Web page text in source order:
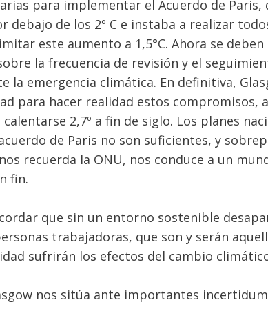
para implementar el Acuerdo de Paris,
debajo de los 2º C e instaba a realizar
este aumento a 1,5°C. Ahora se
la frecuencia de revisión y el
la emergencia climática. En definitiva,
para hacer realidad estos compromisos,
2,7º a fin de siglo. Los planes
de Paris no son suficientes, y
recuerda la ONU, nos conduce a un
fin.
que sin un entorno sostenible
trabajadoras, que son y serán
sufrirán los efectos del cambio
nos sitúa ante importantes